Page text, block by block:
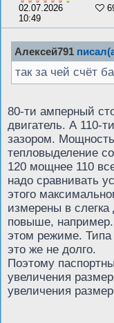
02.07.2026
10:49
Алексей791
так за чей счёт
80-ти амперный
двигатель. А 110-
зазором.
тепловыделение
120 мощнее 110
надо сравнивать
этого
измерены в
повыше,
этом режиме. Типа
это же не долго.
Поэтому
увеличения
увеличения